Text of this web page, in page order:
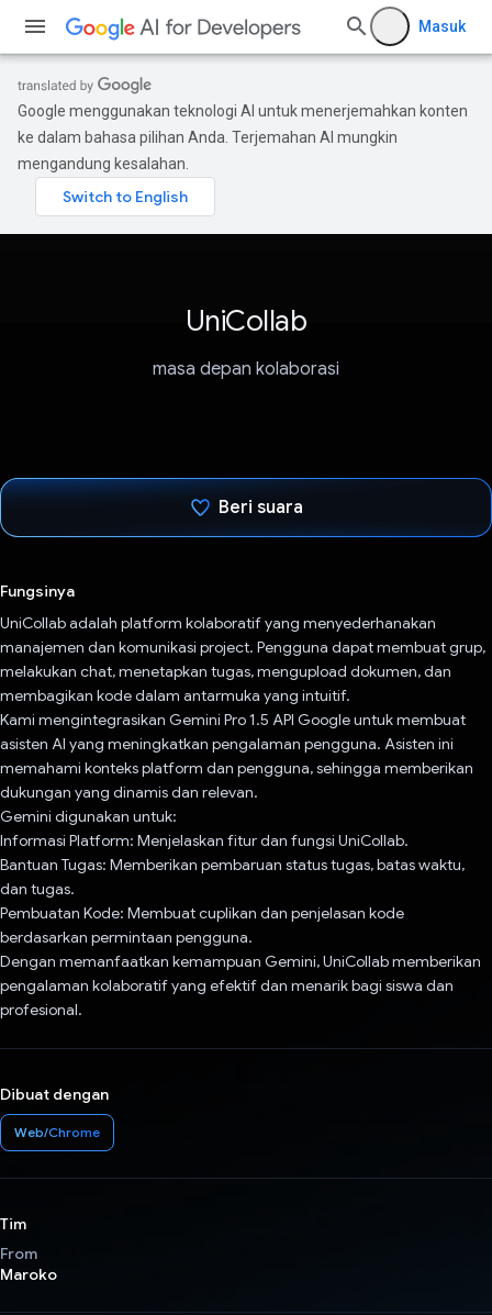
Masuk
Google menggunakan teknologi AI untuk menerjemahkan konten
ke dalam bahasa pilihan Anda. Terjemahan AI mungkin
mengandung kesalahan.
UniCollab
masa depan kolaborasi
Beri suara
Fungsinya
UniCollab adalah platform kolaboratif yang menyederhanakan
manajemen dan komunikasi project. Pengguna dapat membuat grup,
melakukan chat, menetapkan tugas, mengupload dokumen, dan
membagikan kode dalam antarmuka yang intuitif.
Kami mengintegrasikan Gemini Pro 1.5 API Google untuk membuat
asisten AI yang meningkatkan pengalaman pengguna. Asisten ini
memahami konteks platform dan pengguna, sehingga memberikan
dukungan yang dinamis dan relevan.
Gemini digunakan untuk:
Informasi Platform: Menjelaskan fitur dan fungsi UniCollab.
Bantuan Tugas: Memberikan pembaruan status tugas, batas waktu,
dan tugas.
Pembuatan Kode: Membuat cuplikan dan penjelasan kode
berdasarkan permintaan pengguna.
Dengan memanfaatkan kemampuan Gemini, UniCollab memberikan
pengalaman kolaboratif yang efektif dan menarik bagi siswa dan
profesional.
Dibuat dengan
Web/Chrome
Tim
From
Maroko